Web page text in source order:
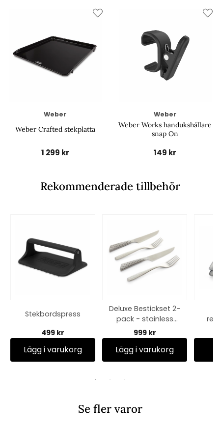
Weber
Weber Crafted stekplatta
1 299 kr
Weber
Weber Works handukshållare
snap On
149 kr
Rekommenderade tillbehör
Stekbordspress
499 kr
Lägg i varukorg
Deluxe Bestickset 2-
pack - stainless
steel
999 kr
Lägg i varukorg
Se fler varor